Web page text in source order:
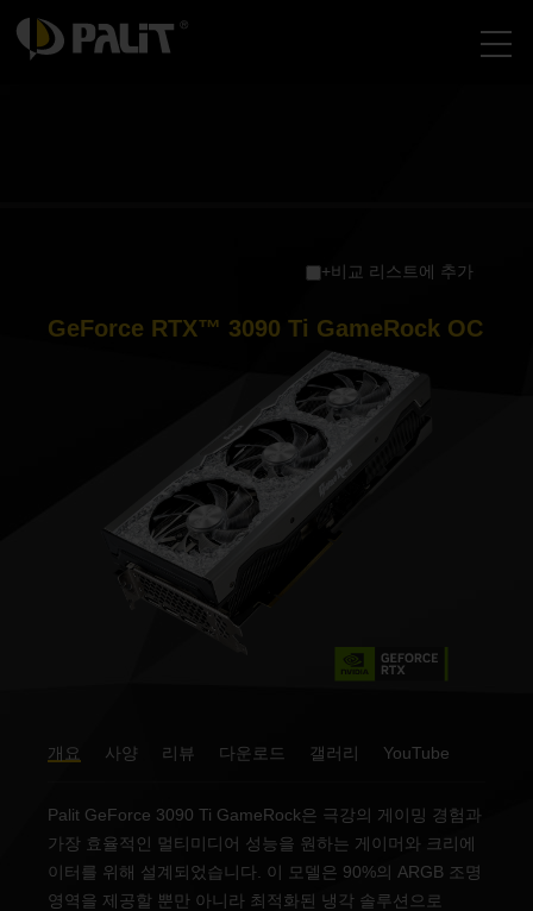
+비교 리스트에 추가
GeForce RTX™ 3090 Ti GameRock OC
개요 사양 리뷰 다운로드 갤러리 YouTube
Palit GeForce 3090 Ti GameRock은 극강의 게이밍 경험과
가장 효율적인 멀티미디어 성능을 원하는 게이머와 크리에
이터를 위해 설계되었습니다. 이 모델은 90%의 ARGB 조명
영역을 제공할 뿐만 아니라 최적화된 냉각 솔루션으로